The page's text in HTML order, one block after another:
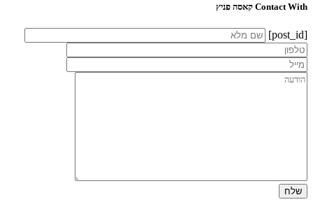
Contact With קאסה פניץ
[post_id]